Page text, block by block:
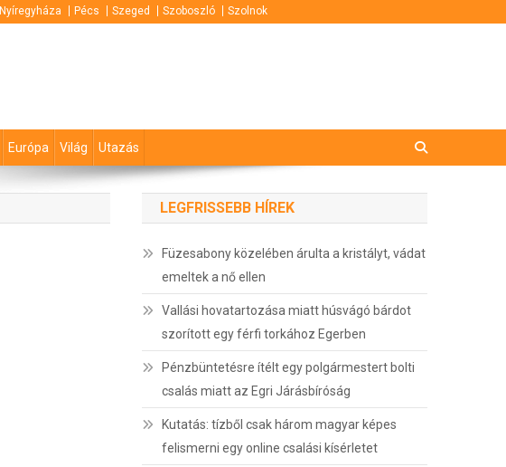
Nyíregyháza Pécs Szeged Szoboszló Szolnok
Európa Világ Utazás
LEGFRISSEBB HÍREK
Füzesabony közelében árulta a kristályt, vádat
emeltek a nő ellen
Vallási hovatartozása miatt húsvágó bárdot
szorított egy férfi torkához Egerben
Pénzbüntetésre ítélt egy polgármestert bolti
csalás miatt az Egri Járásbíróság
Kutatás: tízből csak három magyar képes
felismerni egy online csalási kísérletet